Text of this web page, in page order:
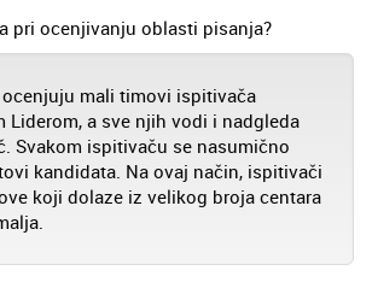
pri ocenjivanju oblasti pisanja?
mali timovi ispitivača
Liderom, a sve njih vodi i nadgleda
Svakom ispitivaču se nasumično
kandidata. Na ovaj način, ispitivači
koji dolaze iz velikog broja centara